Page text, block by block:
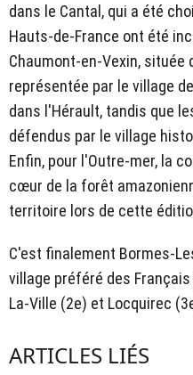
dans le Cantal, qui a été
Hauts-de-France ont été
Chaumont-en-Vexin, située
représentée par le village
dans l'Hérault, tandis que
défendus par le village
Enfin, pour l'Outre-mer, la
cœur de la forêt
territoire lors de cette
C'est finalement Bormes-
village préféré des
La-Ville (2e) et Locquirec
ARTICLES LIÉS